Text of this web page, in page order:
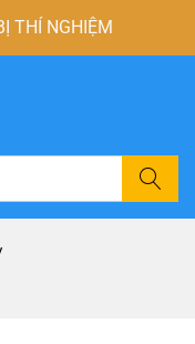
THÍ NGHIỆM
Tìm